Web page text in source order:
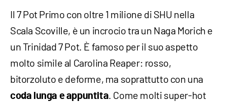
Il 7 Pot Primo con oltre 1 milione di SHU nella
Scala Scoville, è un incrocio tra un Naga Morich e
un Trinidad 7 Pot. È famoso per il suo aspetto
molto simile al Carolina Reaper: rosso,
bitorzoluto e deforme, ma soprattutto con una
coda lunga e appuntita . Come molti super-hot